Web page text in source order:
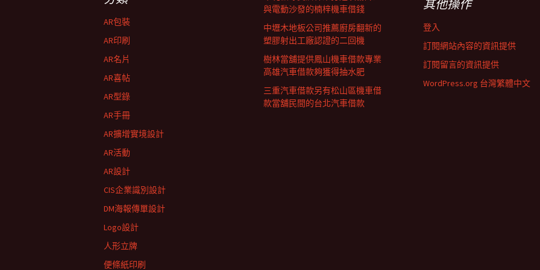
與電動沙發的楠梓機車借錢
中壢木地板公司推薦廚房翻新的
塑膠射出工廠認證的二回機
樹林當舖提供鳳山機車借款專業
高雄汽車借款夠獲得抽水肥
三重汽車借款另有松山區機車借
款當舖民間的台北汽車借款
AR包裝
AR印刷
AR名片
AR喜帖
AR型錄
AR手冊
AR擴增實境設計
AR活動
AR設計
CIS企業識別設計
DM海報傳單設計
Logo設計
人形立牌
便條紙印刷
其他操作
登入
訂閱網站內容的資訊提供
訂閱留言的資訊提供
WordPress.org 台灣繁體中文